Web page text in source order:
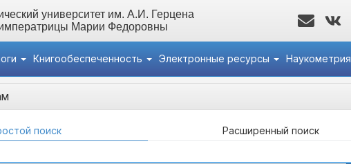
университет им. А.И. Герцена
Марии Федоровны
Книгообеспеченность Электронные ресурсы Наукометрия
поиск Расширенный поиск